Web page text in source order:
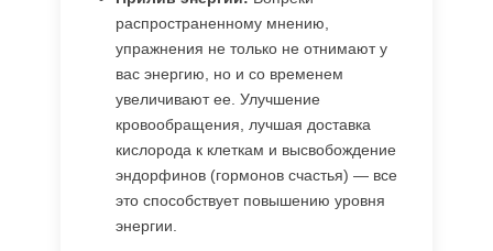
распространенному мнению,
упражнения не только не отнимают у
вас энергию, но и со временем
увеличивают ее. Улучшение
кровообращения, лучшая доставка
кислорода к клеткам и высвобождение
эндорфинов (гормонов счастья) — все
это способствует повышению уровня
энергии.